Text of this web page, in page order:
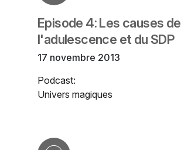
Episode 4: Les causes de
l'adulescence et du SDP
17 novembre 2013
Podcast:
Univers magiques